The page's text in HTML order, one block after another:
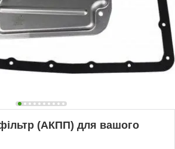
(АКПП) для вашого